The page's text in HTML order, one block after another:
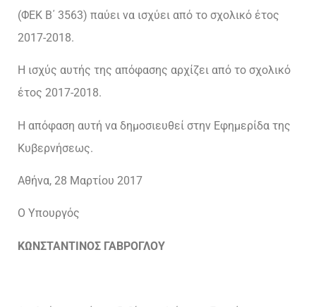
(ΦΕΚ Β΄ 3563) παύει να ισχύει από το σχολικό έτος
2017-2018.
Η ισχύς αυτής της απόφασης αρχίζει από το σχολικό
έτος 2017-2018.
Η απόφαση αυτή να δημοσιευθεί στην Εφημερίδα της
Κυβερνήσεως.
Αθήνα, 28 Μαρτίου 2017
Ο Υπουργός
ΚΩΝΣΤΑΝΤΙΝΟΣ ΓΑΒΡΟΓΛΟΥ